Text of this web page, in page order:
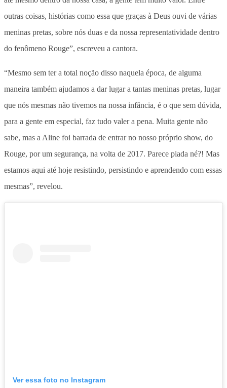
outras coisas, histórias como essa que graças à Deus ouvi de várias
meninas pretas, sobre nós duas e da nossa representatividade dentro
do fenômeno Rouge”, escreveu a cantora.
“Mesmo sem ter a total noção disso naquela época, de alguma
maneira também ajudamos a dar lugar a tantas meninas pretas, lugar
que nós mesmas não tivemos na nossa infância, é o que sem dúvida,
para a gente em especial, faz tudo valer a pena. Muita gente não
sabe, mas a Aline foi barrada de entrar no nosso próprio show, do
Rouge, por um segurança, na volta de 2017. Parece piada né?! Mas
estamos aqui até hoje resistindo, persistindo e aprendendo com essas
mesmas”, revelou.
Ver essa foto no Instagram